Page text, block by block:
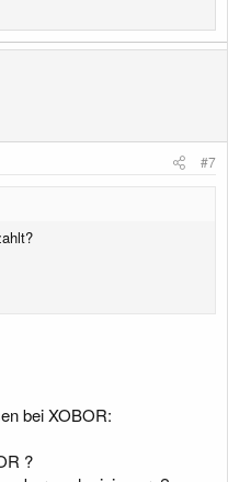
#7
bei XOBOR:
?